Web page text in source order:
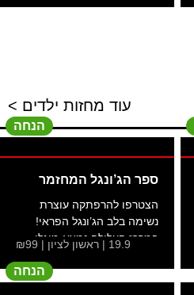
עוד מחזות ילדים >
הנחה
ספר הג’ונגל המחזמר
הצטרפו להרפתקה עוצרת
נשימה בלב הג’ונגל הפראי!
במרכז העלילה נמצא מוגלי...
19.9 | ראשון לציון | ₪99
הנחה